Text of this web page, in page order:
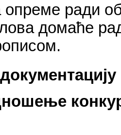
ради
домаће